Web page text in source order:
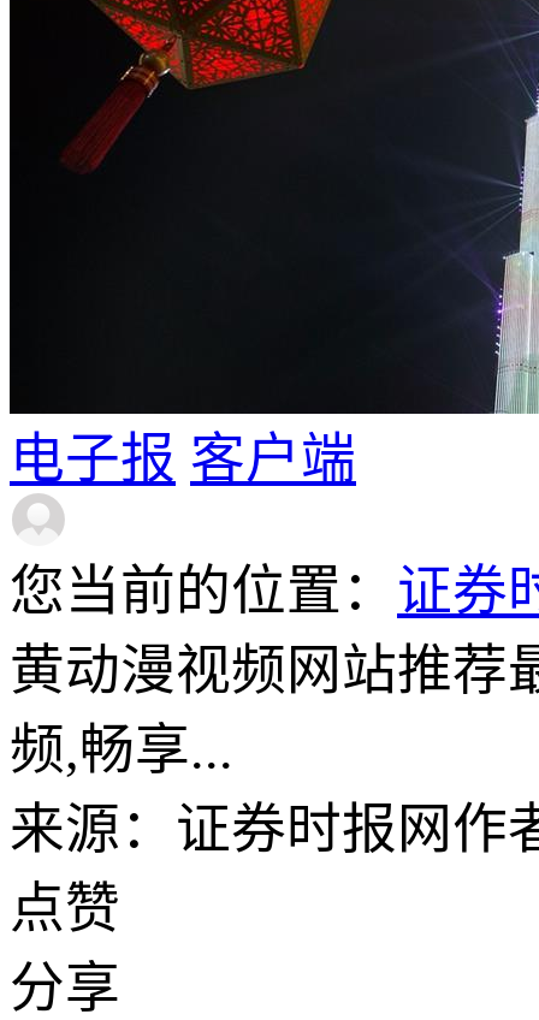
电子报 客户端
您当前的位置： 证券
黄动漫视频网站推荐
频,畅享...
来源：证券时报网作
点赞
分享